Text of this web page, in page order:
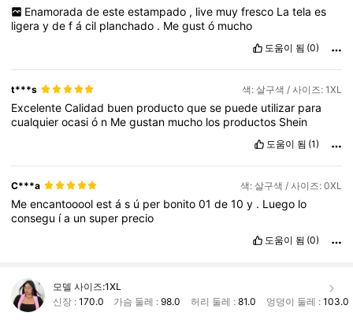
Enamorada de este estampado , live muy fresco La tela es
ligeraydefácil planchado . Megustó mucho
도움이 됨 (0)
t***s 색: 살구색 / 사이즈: 1XL
ExcelenteCalidad buen productoquese puede utilizar para
cualquierocasió n Megustan mucho los productos Shein
도움이 됨 (1)
C***a 색: 살구색 / 사이즈: 0XL
Meencantoooolestás ú per bonito01de10y . Luego lo
consegu ía unsuper precio
도움이 됨 (0)
모델 사이즈:1XL
신장 : 170.0 가슴 둘레 :98.0 허리 둘레 : 81.0 엉덩이 둘레 : 103.0